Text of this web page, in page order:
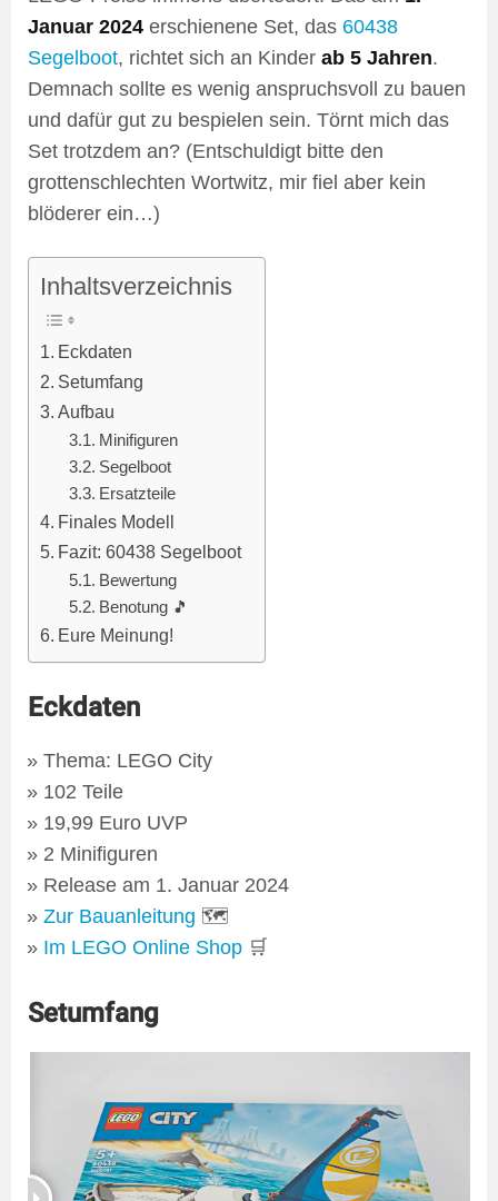
Januar 2024 erschienene Set, das 60438
Segelboot, richtet sich an Kinder ab 5 Jahren.
Demnach sollte es wenig anspruchsvoll zu bauen
und dafür gut zu bespielen sein. Törnt mich das
Set trotzdem an? (Entschuldigt bitte den
grottenschlechten Wortwitz, mir fiel aber kein
blöderer ein…)
Inhaltsverzeichnis
Eckdaten
Setumfang
Aufbau
Minifiguren
Segelboot
Ersatzteile
Finales Modell
Fazit: 60438 Segelboot
Bewertung
Benotung 🎵
Eure Meinung!
Eckdaten
Thema: LEGO City
102 Teile
19,99 Euro UVP
2 Minifiguren
Release am 1. Januar 2024
Zur Bauanleitung 🗺
Im LEGO Online Shop 🛒
Setumfang